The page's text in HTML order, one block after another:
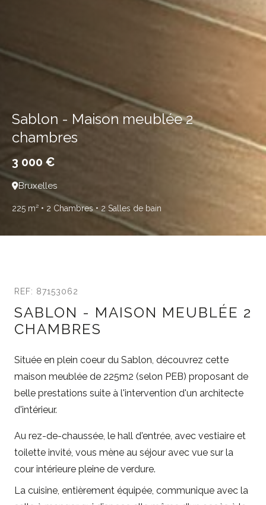
Sablon - Maison meublée 2
chambres
3 000 €
Bruxelles
225 m² • 2 Chambres • 2 Salles de bain
REF: 87153062
SABLON - MAISON MEUBLÉE 2
CHAMBRES
Située en plein coeur du Sablon, découvrez cette
maison meublée de 225m2 (selon PEB) proposant de
belle prestations suite à l'intervention d'un architecte
d'intérieur.
Au rez-de-chaussée, le hall d'entrée, avec vestiaire et
toilette invité, vous mène au séjour avec vue sur la
cour intérieure pleine de verdure.
La cuisine, entièrement équipée, communique avec la